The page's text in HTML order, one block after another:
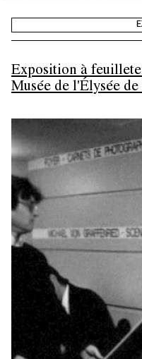
Exposition à
Musée de l'Élysée de